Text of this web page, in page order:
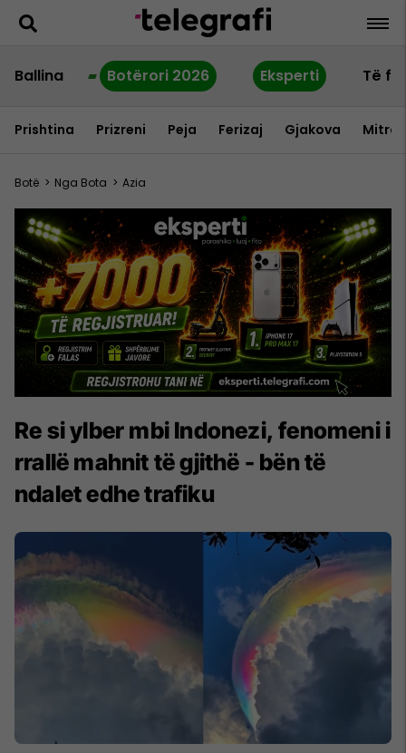
Ballina Botërori 2026 Eksperti Të
Prishtina Prizreni Peja Ferizaj Gjakova
Botë > Nga Bota > Azia
Re si ylber mbi Indonezi, fenomeni i
rrallë mahnit të gjithë - bën të
ndalet edhe trafiku